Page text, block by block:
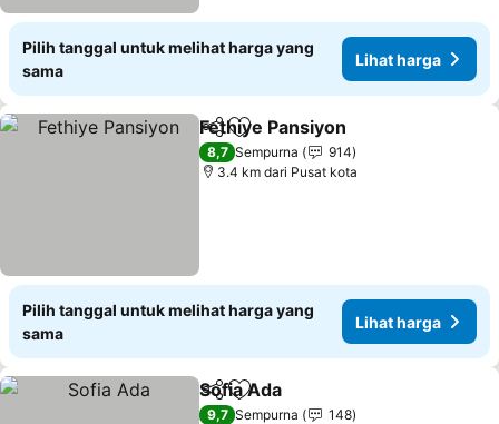
Pilih tanggal untuk melihat harga yang
sama
Lihat harga
BagikanTambahkan ke favorit
Fethiye Pansiyon
8,7 Sempurna
914
3.4 km dari Pusat kota
Pilih tanggal untuk melihat harga yang
sama
Lihat harga
BagikanTambahkan ke favorit
Sofia Ada
9,7 Sempurna
148